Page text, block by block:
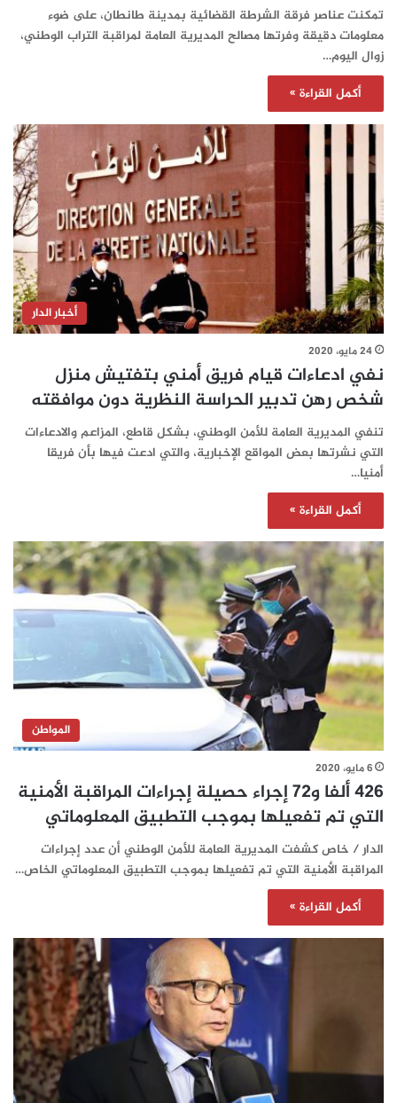
تمكنت عناصر فرقة الشرطة القضائية بمدينة طانطان، على ضوء
معلومات دقيقة وفرتها مصالح المديرية العامة لمراقبة التراب الوطني،
زوال اليوم…
أكمل القراءة »
أخبار الدار
24 مايو، 2020
نفي ادعاءات قيام فريق أمني بتفتيش منزل
شخص رهن تدبير الحراسة النظرية دون موافقته
تنفي المديرية العامة للأمن الوطني، بشكل قاطع، المزاعم والادعاءات
التي نشرتها بعض المواقع الإخبارية، والتي ادعت فيها بأن فريقا
أمنيا…
أكمل القراءة »
المواطن
6 مايو، 2020
426 ألفا و72 إجراء حصيلة إجراءات المراقبة الأمنية
التي تم تفعيلها بموجب التطبيق المعلوماتي
الدار / خاص كشفت المديرية العامة للأمن الوطني أن عدد إجراءات
المراقبة الأمنية التي تم تفعيلها بموجب التطبيق المعلوماتي الخاص…
أكمل القراءة »